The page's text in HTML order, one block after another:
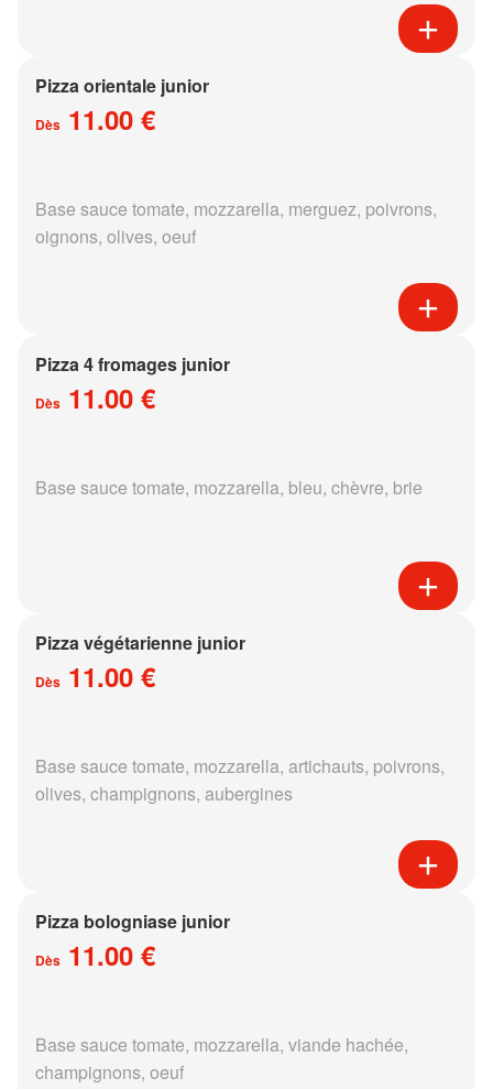
Pizza orientale junior
Dès 11.00 €
Base sauce tomate, mozzarella, merguez, poivrons,
oignons, olives, oeuf
Pizza 4 fromages junior
Dès 11.00 €
Base sauce tomate, mozzarella, bleu, chèvre, brie
Pizza végétarienne junior
Dès 11.00 €
Base sauce tomate, mozzarella, artichauts, poivrons,
olives, champignons, aubergines
Pizza bologniase junior
Dès 11.00 €
Base sauce tomate, mozzarella, viande hachée,
champignons, oeuf